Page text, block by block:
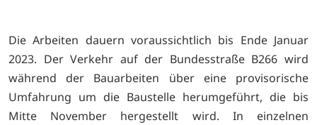
Die Arbeiten dauern voraussichtlich bis Ende Januar
2023. Der Verkehr auf der Bundesstraße B266 wird
während der Bauarbeiten über eine provisorische
Umfahrung um die Baustelle herumgeführt, die bis
Mitte November hergestellt wird. In einzelnen